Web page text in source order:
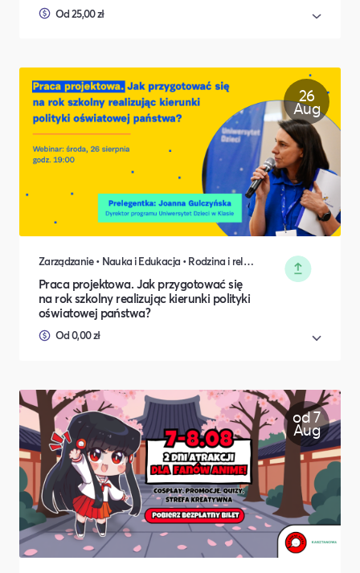
Od 25,00 zł
26
Aug
Zarządzanie • Nauka i Edukacja • Rodzina i relacje międzyludzkie
Praca projektowa. Jak przygotować się
na rok szkolny realizując kierunki polityki
oświatowej państwa?
Od 0,00 zł
od 7
Aug